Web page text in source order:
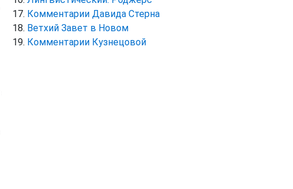
Комментарии Давида Стерна
Ветхий Завет в Новом
Комментарии Кузнецовой